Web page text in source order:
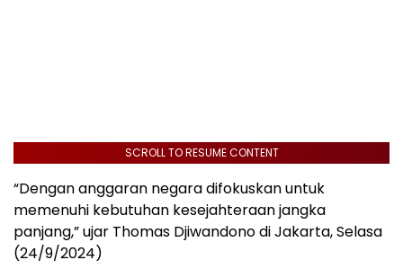
SCROLL TO RESUME CONTENT
“Dengan anggaran negara difokuskan untuk
memenuhi kebutuhan kesejahteraan jangka
panjang,” ujar Thomas Djiwandono di Jakarta, Selasa
(24/9/2024)